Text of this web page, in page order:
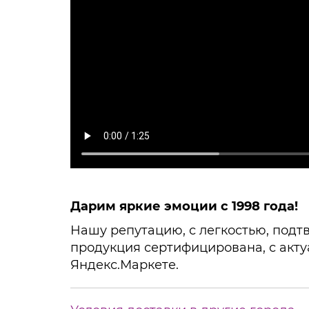
Дарим яркие эмоции с 1998 года!
Нашу репутацию, с легкостью,
продукция сертифицирована, с
Яндекс.Маркете.